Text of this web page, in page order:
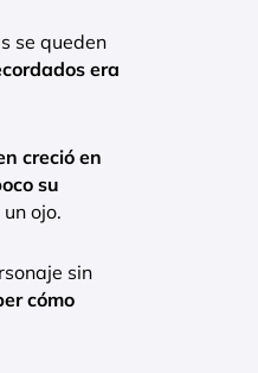
se queden
era
creció en
su
ojo.
sin
cómo